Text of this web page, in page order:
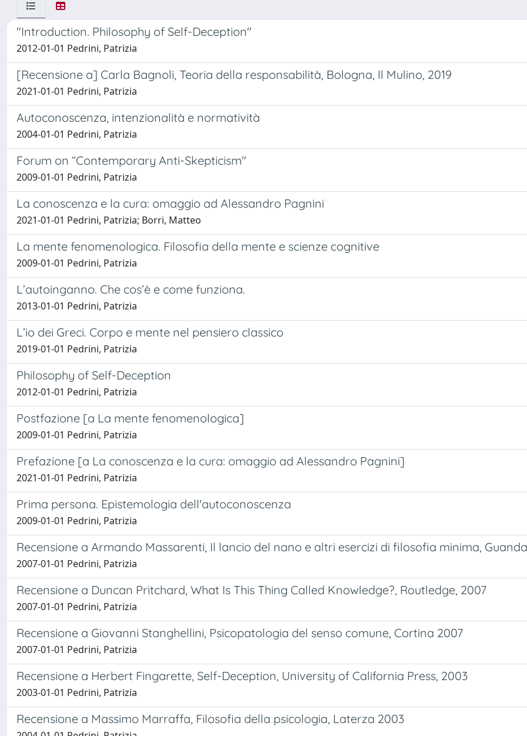
"Introduction. Philosophy of Self-Deception"
2012-01-01 Pedrini, Patrizia
[Recensione a] Carla Bagnoli, Teoria della responsabilità, Bologna, Il Mulino, 2019
2021-01-01 Pedrini, Patrizia
Autoconoscenza, intenzionalità e normatività
2004-01-01 Pedrini, Patrizia
Forum on “Contemporary Anti-Skepticism"
2009-01-01 Pedrini, Patrizia
La conoscenza e la cura: omaggio ad Alessandro Pagnini
2021-01-01 Pedrini, Patrizia; Borri, Matteo
La mente fenomenologica. Filosofia della mente e scienze cognitive
2009-01-01 Pedrini, Patrizia
L’autoinganno. Che cos’è e come funziona.
2013-01-01 Pedrini, Patrizia
L’io dei Greci. Corpo e mente nel pensiero classico
2019-01-01 Pedrini, Patrizia
Philosophy of Self-Deception
2012-01-01 Pedrini, Patrizia
Postfazione [a La mente fenomenologica]
2009-01-01 Pedrini, Patrizia
Prefazione [a La conoscenza e la cura: omaggio ad Alessandro Pagnini]
2021-01-01 Pedrini, Patrizia
Prima persona. Epistemologia dell'autoconoscenza
2009-01-01 Pedrini, Patrizia
Recensione a Armando Massarenti, Il lancio del nano e altri esercizi di filosofia minima,
2007-01-01 Pedrini, Patrizia
Recensione a Duncan Pritchard, What Is This Thing Called Knowledge?, Routledge, 2007
2007-01-01 Pedrini, Patrizia
Recensione a Giovanni Stanghellini, Psicopatologia del senso comune, Cortina 2007
2007-01-01 Pedrini, Patrizia
Recensione a Herbert Fingarette, Self-Deception, University of California Press, 2003
2003-01-01 Pedrini, Patrizia
Recensione a Massimo Marraffa, Filosofia della psicologia, Laterza 2003